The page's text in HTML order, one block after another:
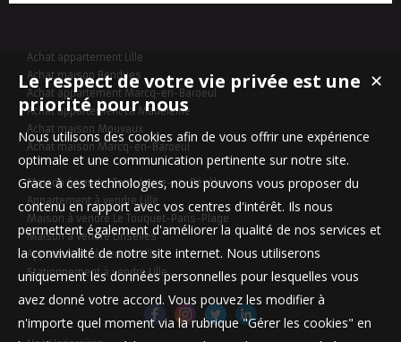
Achat appartement Lille
Achat maison Bondues
Achat appartement Marcq-en-Baroeul
Achat appartement La Madeleine
Achat maison Mouvaux
Achat maison Marcq-en-Baroeul
Maison à vendre Templeuve-en-Pévèle
Appartement à vendre Lille
Maison à vendre Le Touquet-Paris-Plage
Maison à vendre Linselles
Appartement à vendre Lille
Stationnement à vendre Lille
✕
Le respect de votre vie privée est une
priorité pour nous
Nous utilisons des cookies afin de vous offrir une expérience
optimale et une communication pertinente sur notre site.
Grace à ces technologies, nous pouvons vous proposer du
contenu en rapport avec vos centres d'intérêt. Ils nous
permettent également d'améliorer la qualité de nos services et
la convivialité de notre site internet. Nous utiliserons
uniquement les données personnelles pour lesquelles vous
avez donné votre accord. Vous pouvez les modifier à
n'importe quel moment via la rubrique "Gérer les cookies" en